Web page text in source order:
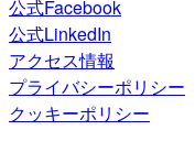
公式Facebook
公式LinkedIn
アクセス情報
プライバシーポリシー
クッキーポリシー